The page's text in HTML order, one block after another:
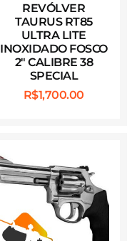
REVÓLVER
TAURUS RT85
ULTRA LITE
INOXIDADO FOSCO
2″ CALIBRE 38
SPECIAL
R$1,700.00